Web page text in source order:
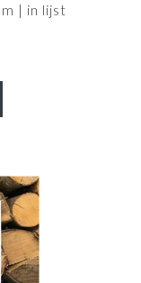
| in lijst